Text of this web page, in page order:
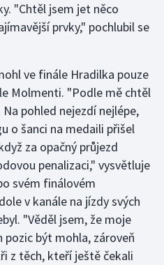
"Chtěl jsem jet něco
prvky," pochlubil se
ve finále Hradilka pouze
Molmenti. "Podle mě chtěl
pohled nejezdí nejlépe,
o šanci na medaili přišel
za opačný průjezd
penalizaci," vysvětluje
svém finálovém
v kanále na jízdy svých
"Věděl jsem, že moje
být mohla, zároveň
z těch, kteří ještě čekali